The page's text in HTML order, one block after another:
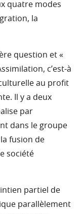
quatre modes
la
question et «
c’est-à
au profit
Il y a deux
par
dans le groupe
fusion de
société
partiel de
parallèlement